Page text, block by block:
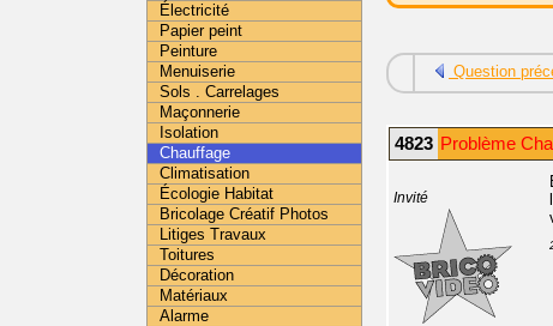
Question
4823 Problème
Invité
Électricité
Papier peint
Peinture
Menuiserie
Sols . Carrelages
Maçonnerie
Isolation
Chauffage
Climatisation
Écologie Habitat
Bricolage Créatif Photos
Litiges Travaux
Toitures
Décoration
Matériaux
Alarme